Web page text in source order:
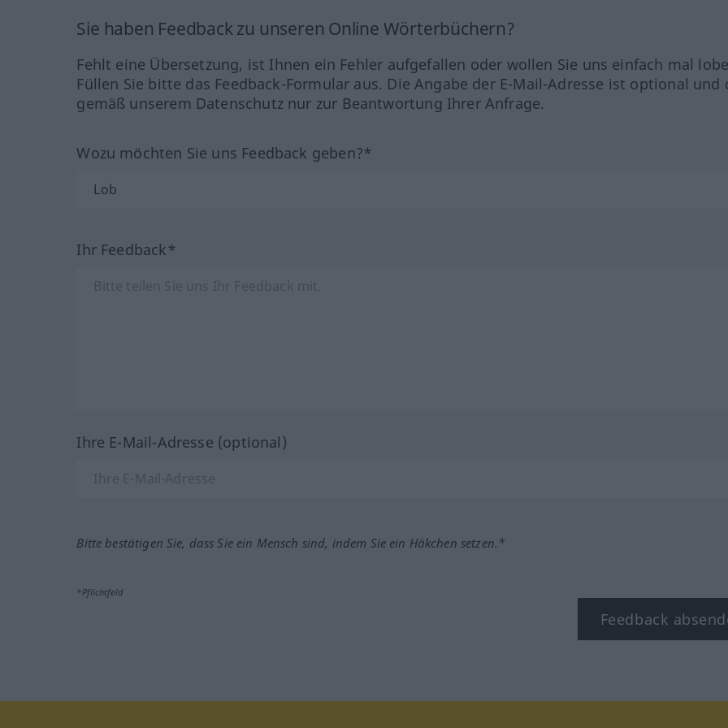
Sie haben Feedback zu unseren Online Wörterbüchern?
Fehlt eine Übersetzung, ist Ihnen ein Fehler aufgefallen oder wollen Sie uns einfach mal
Füllen Sie bitte das Feedback-Formular aus. Die Angabe der E-Mail-Adresse ist optional und
gemäß unserem Datenschutz nur zur Beantwortung Ihrer Anfrage.
Wozu möchten Sie uns Feedback geben?*
Ihr Feedback*
Ihre E-Mail-Adresse (optional)
Bitte bestätigen Sie, dass Sie ein Mensch sind, indem Sie ein Häkchen setzen.*
*Pflichtfeld
Feedback